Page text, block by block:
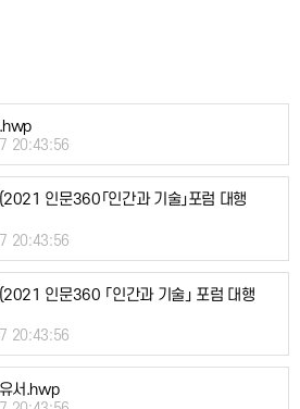
20:43:56
인문360「인간과 기술」포럼 대행
20:43:56
인문360 「인간과 기술」 포럼 대행
20:43:56
서.hwp